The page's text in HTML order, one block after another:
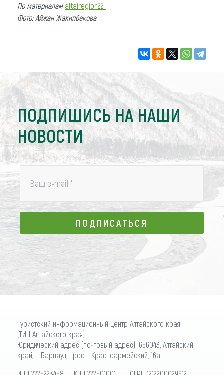
По материалам altairegion22
Фото: Айжан Жакипбекова
ПОДПИШИСЬ НА НАШИ
НОВОСТИ
Ваш e-mail *
ПОДПИСАТЬСЯ
ПОДПИСАТЬСЯ
Туристский информационный центр Алтайского края
(ТИЦ Алтайского края)
Юридический адрес (почтовый адрес): 656043, Алтайский
край, г. Барнаул, просп. Красноармейский, 16а